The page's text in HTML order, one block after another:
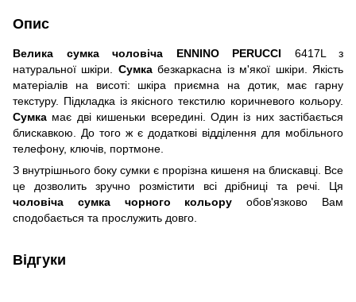
Опис
Велика сумка чоловіча ENNINO PERUCCI 6417L з
натуральної шкіри. Сумкабезкаркасна із м'якої шкіри. Якість
матеріалів на висоті: шкіра приємна на дотик, має гарну
текстуру. Підкладка із якісного текстилю коричневого кольору.
Сумка має дві кишеньки всередині. Один із них застібається
блискавкою. До того ж є додаткові відділення для мобільного
телефону, ключів, портмоне.
З внутрішнього боку сумки є прорізна кишеня на блискавці. Все
це дозволить зручно розмістити всі дрібниці та речі. Ця
чоловіча сумка чорного кольору обов'язково Вам
сподобається та прослужить довго.
Відгуки